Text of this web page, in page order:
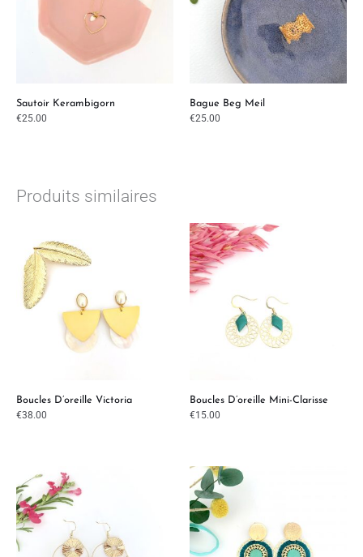
Sautoir Kerambigorn
€25.00
Bague Beg Meil
€25.00
Produits similaires
Boucles D’oreille Victoria
€38.00
Boucles D’oreille Mini-Clarisse
€15.00